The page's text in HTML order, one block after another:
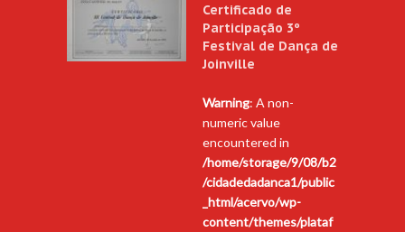
Certificado de
Participação 3º
Festival de Dança de
Joinville
Warning: A non-
numeric value
encountered in
/home/storage/9/08/b2
/cidadedadanca1/public
_html/acervo/wp-
content/themes/plataf